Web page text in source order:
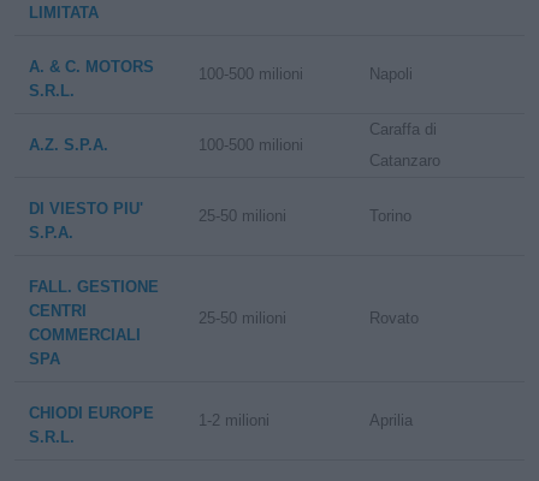
LIMITATA
A. & C. MOTORS
S.R.L.
100-500 milioni Napoli
A.Z. S.P.A. 100-500 milioni
Caraffa di
Catanzaro
DI VIESTO PIU'
S.P.A.
25-50 milioni Torino
FALL. GESTIONE
CENTRI
COMMERCIALI
SPA
25-50 milioni Rovato
CHIODI EUROPE
S.R.L.
1-2 milioni Aprilia